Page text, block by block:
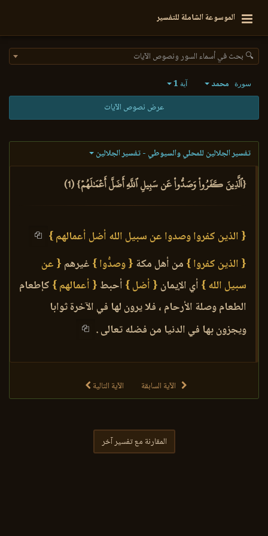
الموسوعة الشاملة للتفسير
🔍 بحث في أسماء السور ونصوص الآيات
سورة محمد آية 1
عرض نصوص الآيات
تفسير الجلالين للمحلي والسيوطي - تفسير الجلالين
{ٱلَّذِينَ كَفَرُواْ وَصَدُّواْ عَن سَبِيلِ ٱللَّهِ أَضَلَّ أَعۡمَٰلَهُمۡ} (1)
{ الذين كفروا وصدوا عن سبيل الله أضل أعمالهم }
{ الذين كفروا } من أهل مكة { وصدُّوا } غيرهم { عن
سبيل الله } أي الإيمان { أضل } أحبط{ أعمالهم } كإطعام
الطعام وصلة الأرحام ، فلا يرون لها في الآخرة ثوابا
ويجزون بها في الدنيا من فضله تعالى .
الآية السابقة الآية التالية
المقارنة مع تفسير آخر